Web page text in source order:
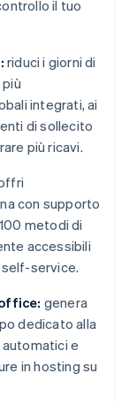
il tuo
riduci i giorni di
integrati, ai
di sollecito
più ricavi.
con supporto
metodi di
accessibili
service.
genera
dedicato alla
e
in hosting su